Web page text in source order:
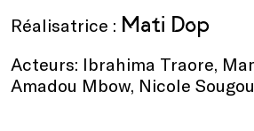
Réalisatrice : Mati Dop
Acteurs: Ibrahima Traore,
Amadou Mbow, Nicole Sougou